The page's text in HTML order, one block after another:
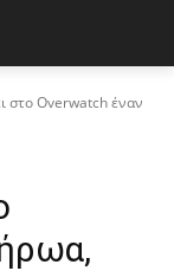
στο Overwatch έναν